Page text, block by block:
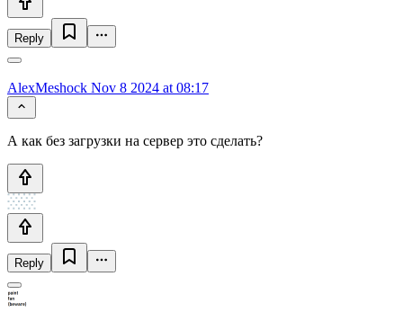
Reply
AlexMeshock Nov 8 2024 at 08:17
А как без загрузки на сервер это сделать?
Reply